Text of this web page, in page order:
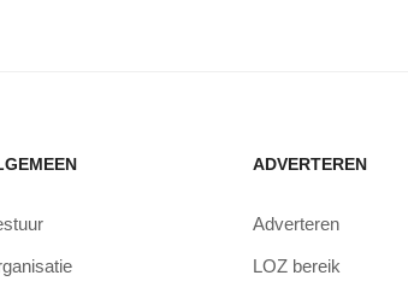
ADVERTEREN
Adverteren
LOZ bereik